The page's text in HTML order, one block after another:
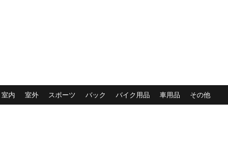
室内 室外 スポーツ バック バイク用品 車用品 その他